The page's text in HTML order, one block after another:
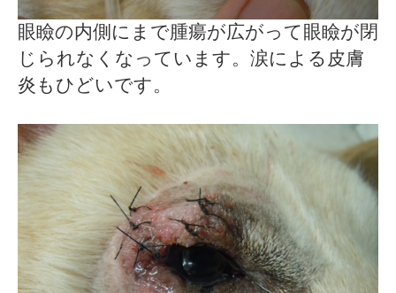
眼瞼の内側にまで腫瘍が広がって眼瞼が閉
じられなくなっています。涙による皮膚
炎もひどいです。